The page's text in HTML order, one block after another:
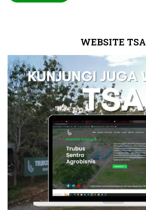
WEBSITE TSA